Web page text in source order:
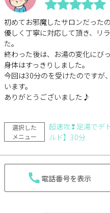
初めてお邪魔したサロンだった
優しく丁寧に対応して頂き、リ
た。
終わった後は、お湯の変化にび
身体はすっきりしました。
今回は30分のを受けたのですが
います。
ありがとうございました♪
選択した
メニュー
超速攻❢足湯でデ
ルド】30分
電話番号を表示